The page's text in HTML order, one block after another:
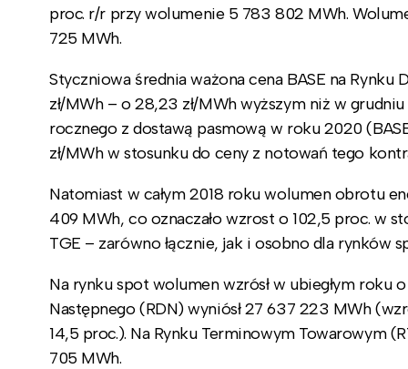
proc. r/r przy wolumenie 5 783 802 MWh.
725 MWh.
Styczniowa średnia ważona cena BASE na
zł/MWh – o 28,23 zł/MWh wyższym niż w
rocznego z dostawą pasmową w roku 2020
zł/MWh w stosunku do ceny z notowań tego
Natomiast w całym 2018 roku wolumen obrotu
409 MWh, co oznaczało wzrost o 102,5 proc. w
TGE – zarówno łącznie, jak i osobno dla rynków
Na rynku spot wolumen wzrósł w ubiegłym roku
Następnego (RDN) wyniósł 27 637 223 MWh
14,5 proc.). Na Rynku Terminowym Towarowym
705 MWh.